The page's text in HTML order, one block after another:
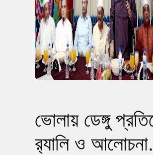
ভোলায় ডেঙ্গু
র‌্যালি ও